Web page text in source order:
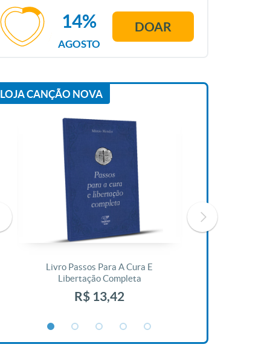
AGOSTO
14% DOAR
LOJA CANÇÃO NOVA
Livro Passos Para A Cura E
Libertação Completa
R$ 13,42